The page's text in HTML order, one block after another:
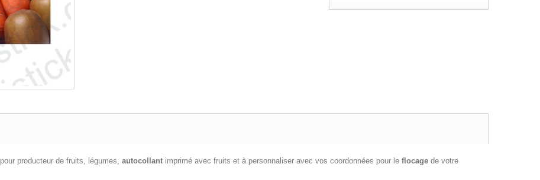
pour producteur de fruits, légumes, autocollant imprimé avec fruits et à personnaliser avec vos coordonnées pour le flocage de votre